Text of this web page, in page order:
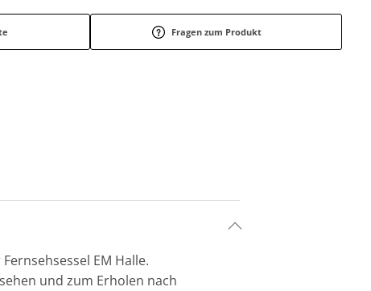
Fragen zum Produkt
EM Halle.
und zum Erholen nach